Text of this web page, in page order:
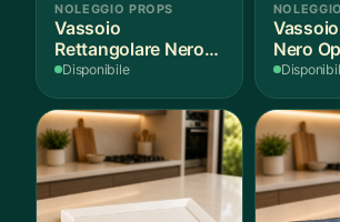
NOLEGGIO PROPS
Vassoio
Rettangolare Nero
Opaco
Disponibile
Nero